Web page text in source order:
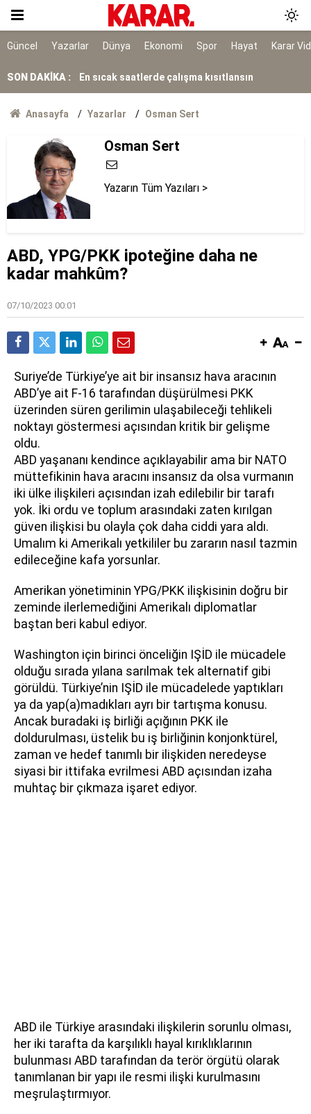
Güncel Yazarlar Dünya Ekonomi Spor Hayat Karar
SON DAKİKA :
Avusturya Şansölyesi Stocker yarın Türkiye'ye
En sıcak saatlerde çalışma kısıtlansın
Üniversite kapıları ardına kadar açıldı: 2026
Çorum'da akrabalar arasında 'kız kaçırma'
'Siyasi iradeyi ortaya koydular'
'Sadece silah bırakmak yetmez'
Kullanılmayan hizmetin faturası da geldi
Anasayfa Yazarlar Osman Sert
Osman Sert
Yazarın Tüm Yazıları >
ABD, YPG/PKK ipoteğine daha ne
kadar mahkûm?
07/10/2023 00:01
Suriye’de Türkiye’ye ait bir insansız hava aracının
ABD’ye ait F-16 tarafından düşürülmesi PKK
üzerinden süren gerilimin ulaşabileceği tehlikeli
noktayı göstermesi açısından kritik bir gelişme
oldu.
ABD yaşananı kendince açıklayabilir ama bir NATO
müttefikinin hava aracını insansız da olsa vurmanın
iki ülke ilişkileri açısından izah edilebilir bir tarafı
yok. İki ordu ve toplum arasındaki zaten kırılgan
güven ilişkisi bu olayla çok daha ciddi yara aldı.
Umalım ki Amerikalı yetkililer bu zararın nasıl tazmin
edileceğine kafa yorsunlar.
Amerikan yönetiminin YPG/PKK ilişkisinin doğru bir
zeminde ilerlemediğini Amerikalı diplomatlar
baştan beri kabul ediyor.
Washington için birinci önceliğin IŞİD ile mücadele
olduğu sırada yılana sarılmak tek alternatif gibi
görüldü. Türkiye’nin IŞİD ile mücadelede yaptıkları
ya da yap(a)madıkları ayrı bir tartışma konusu.
Ancak buradaki iş birliği açığının PKK ile
doldurulması, üstelik bu iş birliğinin konjonktürel,
zaman ve hedef tanımlı bir ilişkiden neredeyse
siyasi bir ittifaka evrilmesi ABD açısından izaha
muhtaç bir çıkmaza işaret ediyor.
ABD ile Türkiye arasındaki ilişkilerin sorunlu olması,
her iki tarafta da karşılıklı hayal kırıklıklarının
bulunması ABD tarafından da terör örgütü olarak
tanımlanan bir yapı ile resmi ilişki kurulmasını
meşrulaştırmıyor.